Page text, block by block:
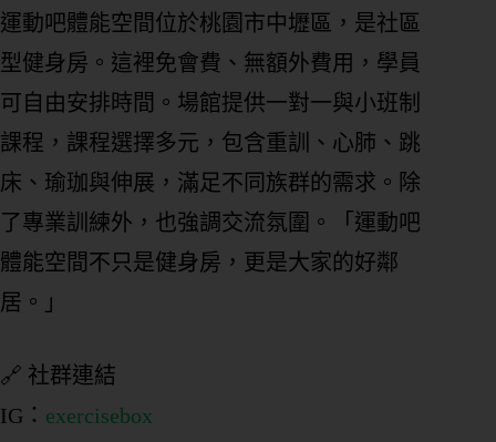
運動吧體能空間位於桃園市中壢區，是社區
型健身房。這裡免會費、無額外費用，學員
可自由安排時間。場館提供一對一與小班制
課程，課程選擇多元，包含重訓、心肺、跳
床、瑜珈與伸展，滿足不同族群的需求。除
了專業訓練外，也強調交流氛圍。「運動吧
體能空間不只是健身房，更是大家的好鄰
居。」
🔗 社群連結
IG： exercisebox